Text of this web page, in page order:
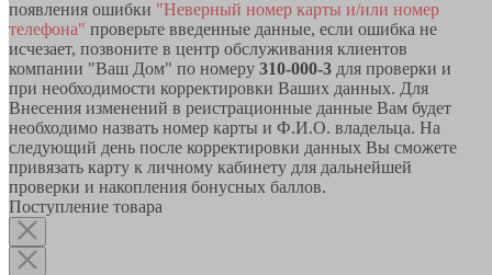
появления ошибки "Неверный номер карты и/или номер
телефона" проверьте введенные данные, если ошибка не
исчезает, позвоните в центр обслуживания клиентов
компании "Ваш Дом" по номеру 310-000-3 для проверки и
при необходимости корректировки Ваших данных. Для
Внесения изменений в реистрационные данные Вам будет
необходимо назвать номер карты и Ф.И.О. владельца. На
следующий день после корректировки данных Вы сможете
привязать карту к личному кабинету для дальнейшей
проверки и накопления бонусных баллов.
Поступление товара